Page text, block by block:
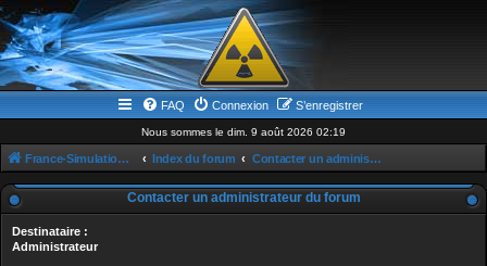
FAQ Connexion S’enregistrer
Nous sommes le dim. 9 août 2026 02:19
France-Simulation / Simulation-france-magazine.com Index du forum Contacter un administrateur du forum
Contacter un administrateur du forum
Destinataire :
Administrateur